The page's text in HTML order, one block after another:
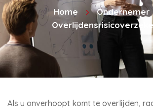
Home
Ondernemer
Als u onverhoopt komt te overlijden,